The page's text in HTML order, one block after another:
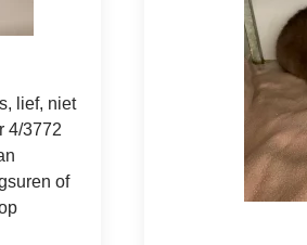
lief, niet
4/3772
of